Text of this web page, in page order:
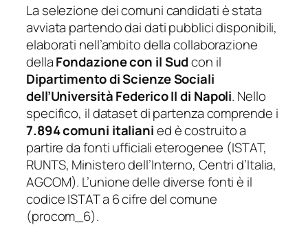
La selezione dei comuni candidati è stata
avviata partendo dai dati pubblici disponibili,
elaborati nell’ambito della collaborazione
dellaFondazione con il Sudcon il
Dipartimento di Scienze Sociali
dell’Università Federico II di Napoli. Nello
specifico, il dataset di partenza comprende i
7.894 comuni italianied è costruito a
partire da fonti ufficiali eterogenee (ISTAT,
RUNTS, Ministero dell’Interno, Centri d’Italia,
AGCOM). L’unione delle diverse fonti è il
codice ISTAT a 6 cifre del comune
(procom_6).